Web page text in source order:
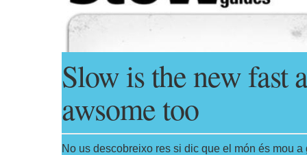
Slow is the new fast
awsome too
No us descobreixo res si dic que el món és mou a